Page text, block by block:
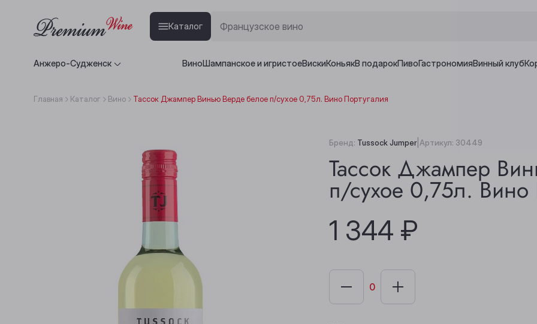
Каталог
Анжеро-Судженск ВиноШампанское и игристоеВискиКоньякВ подарокПивоГастрономияВинный клуб
Главная Каталог Вино Тассок Джампер Винью Верде белое п/сухое 0,75л. Вино Португалия
Бренд: Tussock Jumper| Артикул: 30449
Тассок Джампер
п/сухое 0,75л. Вино
1 344 ₽